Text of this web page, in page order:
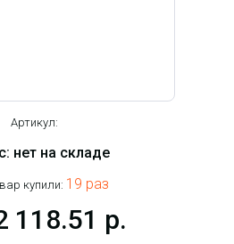
Артикул:
нет на складе
купили: 19 раз
118.51 р.